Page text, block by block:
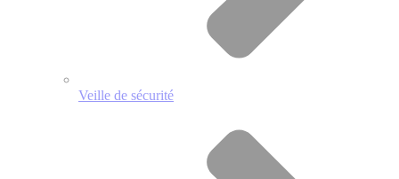
Veille de sécurité